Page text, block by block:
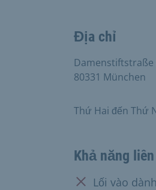
Địa chỉ
Damenstiftstraße
80331 München
Thứ Hai đến Thứ
Khả năng
Không có:
Lối vào